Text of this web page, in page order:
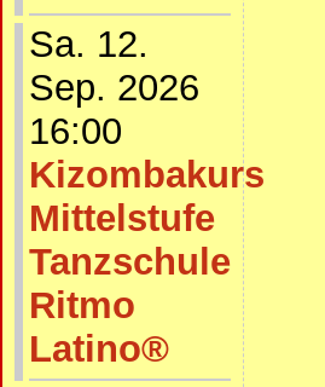
Sa. 12.
Sep. 2026
16:00
Kizombakurs
Mittelstufe
Tanzschule
Ritmo
Latino®